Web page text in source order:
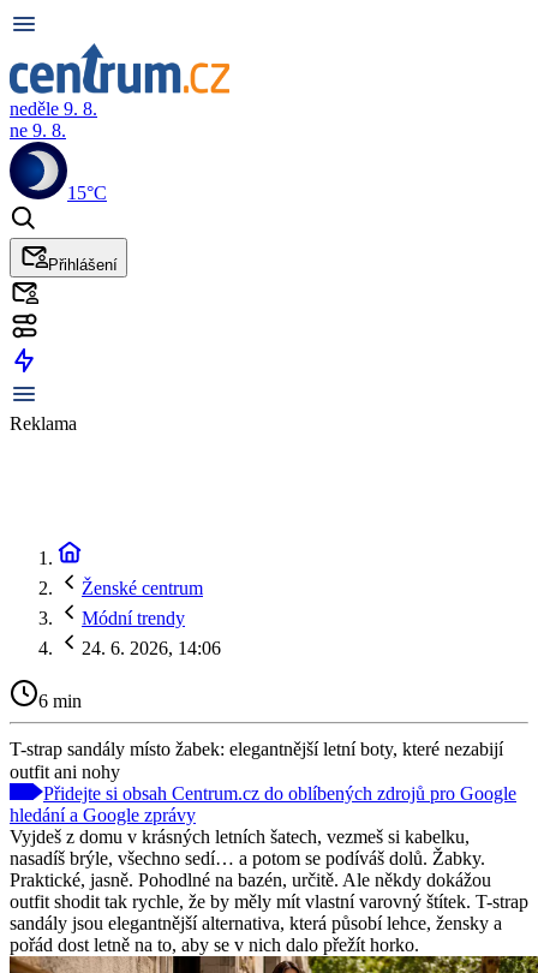
neděle 9. 8.
ne 9. 8.
15°C
Přihlášení
Reklama
Ženské centrum
Módní trendy
24. 6. 2026, 14:06
6 min
T-strap sandály místo žabek: elegantnější letní boty, které nezabijí
outfit ani nohy
Přidejte si obsah Centrum.cz do oblíbených zdrojů pro Google
hledání a Google zprávy
Vyjdeš z domu v krásných letních šatech, vezmeš si kabelku,
nasadíš brýle, všechno sedí… a potom se podíváš dolů. Žabky.
Praktické, jasně. Pohodlné na bazén, určitě. Ale někdy dokážou
outfit shodit tak rychle, že by měly mít vlastní varovný štítek. T-strap
sandály jsou elegantnější alternativa, která působí lehce, žensky a
pořád dost letně na to, aby se v nich dalo přežít horko.